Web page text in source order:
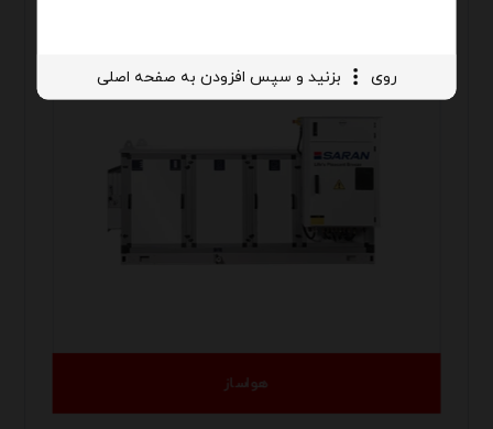
روی بزنید و سپس افزودن به صفحه اصلی
هواساز